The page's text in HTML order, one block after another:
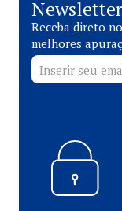
Newsletter
Receba direto
melhores